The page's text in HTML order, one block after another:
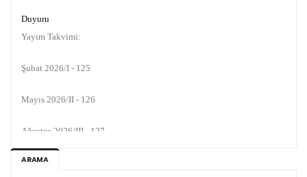
Yayım Takvimi:
Kasım 2026/IV - 128
ARAMA